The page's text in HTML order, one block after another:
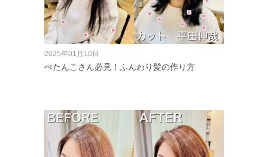
2025年01月10日
ぺたんこさん必見！ふんわり髪の作り方